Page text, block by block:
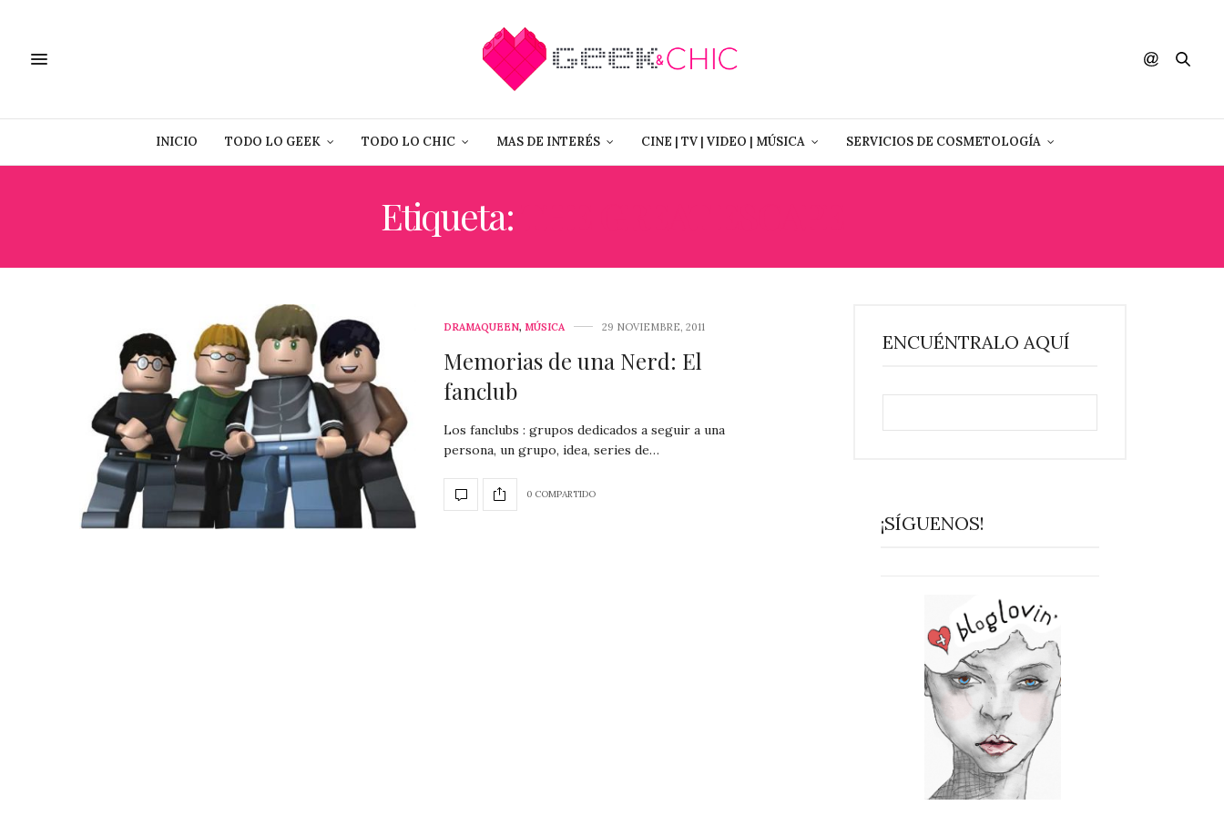
INICIO TODO LO GEEK TODO LO CHIC MAS DE INTERÉS CINE | TV | VIDEO | MÚSICA SERVICIOS DE COSMETOLOGÍA
Etiqueta:
DRAMAQUEEN, MÚSICA 29 NOVIEMBRE, 2011
Memorias de una Nerd: El
fanclub
Los fanclubs : grupos dedicados a seguir a una
persona, un grupo, idea, series de…
0 COMPARTIDO
ENCUÉNTRALO AQUÍ
¡SÍGUENOS!